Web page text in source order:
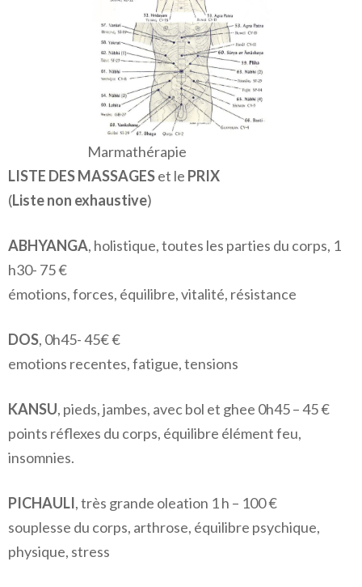
Marmathérapie
LISTE DES MASSAGESet le PRIX
(Liste non exhaustive)
ABHYANGA, holistique, toutes les parties du corps, 1
h30- 75 €
émotions, forces, équilibre, vitalité, résistance
DOS, 0h45- 45€ €
emotions recentes, fatigue, tensions
KANSU, pieds, jambes, avec bol et ghee 0h45 – 45 €
points réflexes du corps, équilibre élément feu,
insomnies.
PICHAULI, très grande oleation 1 h – 100 €
souplesse du corps, arthrose, équilibre psychique,
physique, stress